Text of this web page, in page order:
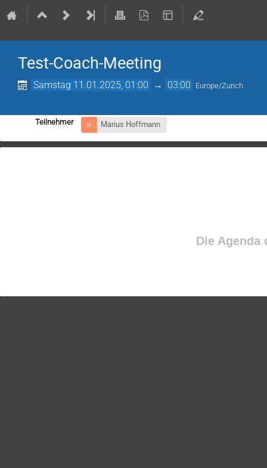
Test-Coach-Meeting
Samstag 11.01.2025, 01:00 → 03:00 Europe/Zurich
Teilnehmer Marius Hoffmann
Die